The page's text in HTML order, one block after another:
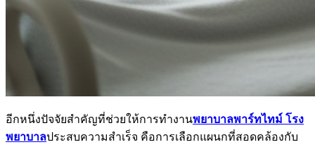
อีกหนึ่งปัจจัยสำคัญที่ช่วยให้การทำงานพยาบาลพาร์ทไทม์ โรง
พยาบาลประสบความสำเร็จ คือการเลือกแผนกที่สอดคล้องกับ